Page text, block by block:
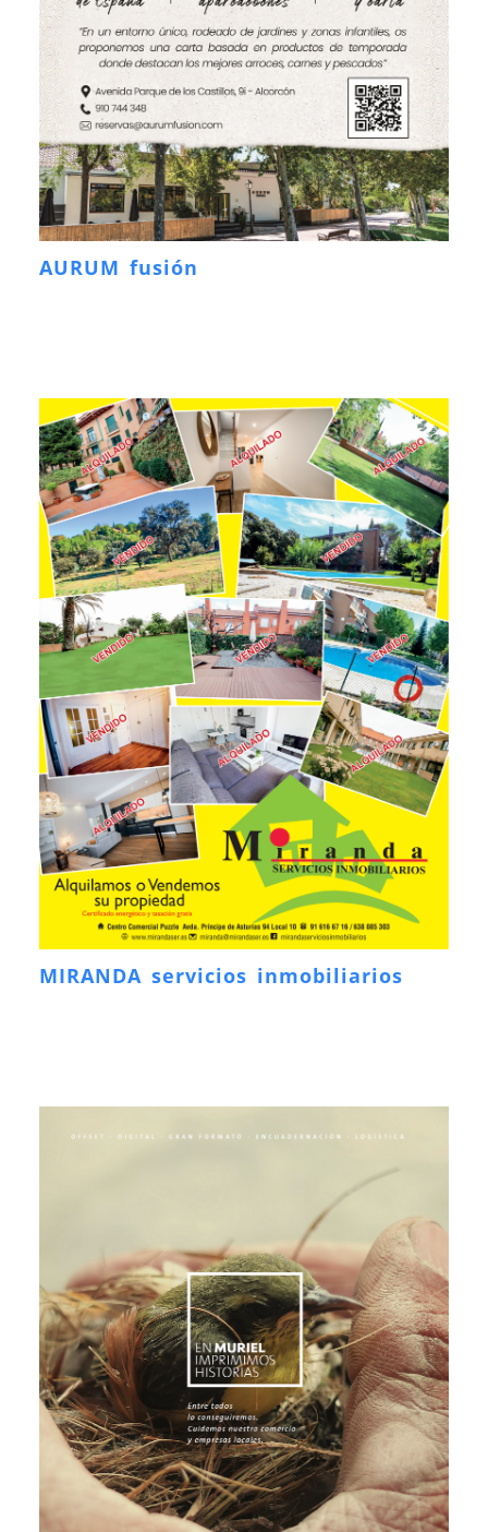
AURUM fusión
MIRANDA servicios inmobiliarios